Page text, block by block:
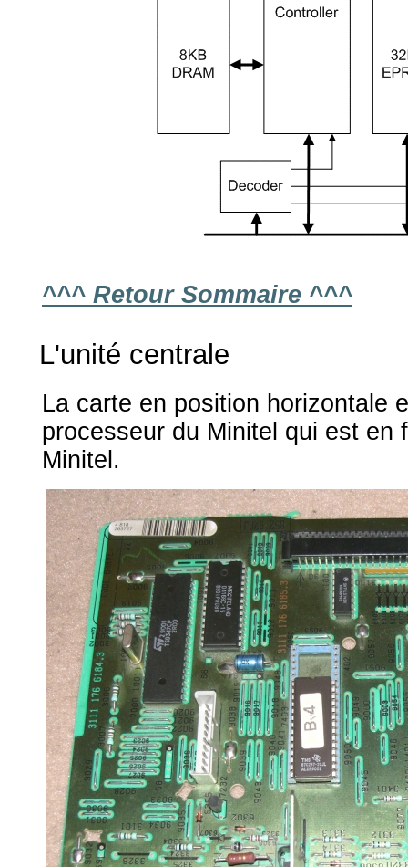
^^^ Retour Sommaire ^^^
L'unité centrale
La carte en position horizontale
processeur du Minitel qui est en
Minitel.